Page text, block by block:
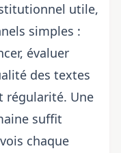
utile,
simples :
évaluer
des textes
régularité. Une
suffit
chaque